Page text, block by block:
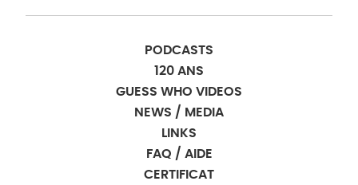
PODCASTS
120 ANS
GUESS WHO VIDEOS
NEWS / MEDIA
LINKS
FAQ / AIDE
CERTIFICAT